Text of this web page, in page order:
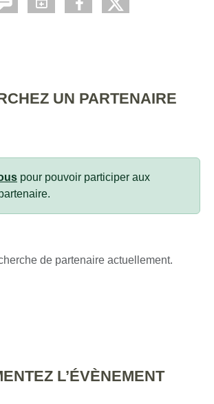
UN PARTENAIRE
pour pouvoir participer aux
de partenaire actuellement.
L’ÉVÈNEMENT